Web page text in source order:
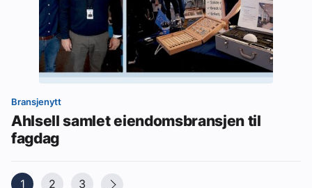
Bransjenytt
Ahlsell samlet eiendomsbransjen til
fagdag
1 2 3